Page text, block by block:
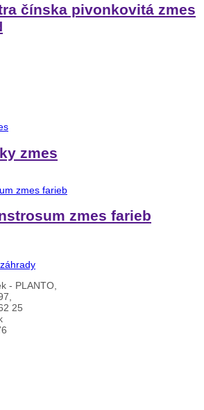
čínska pivonkovitá zmes
zmes
zmes farieb
- PLANTO,
25